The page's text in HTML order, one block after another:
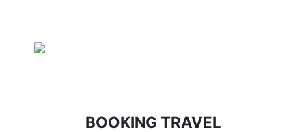
BOOKING TRAVEL